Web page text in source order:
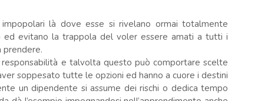
là dove esse si rivelano ormai totalmente
ed evitano la trappola del voler essere amati a tutti i
prendere.
e talvolta questo può comportare scelte
soppesato tutte le opzioni ed hanno a cuore i destini
un dipendente si assume dei rischi o dedica tempo